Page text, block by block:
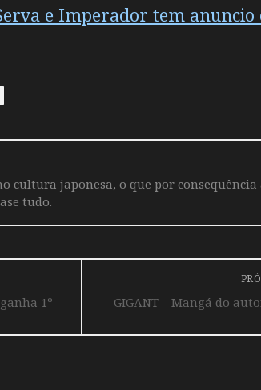
e Imperador tem anuncio
cultura japonesa, o que por
tudo.
GIGANT – Mangá do
1º